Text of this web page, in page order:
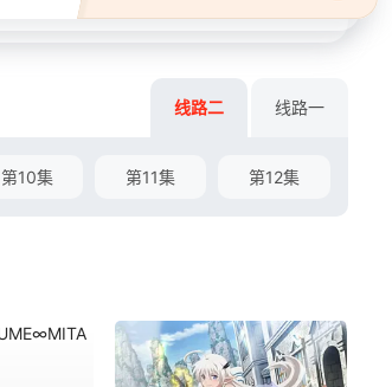
线路二 线路一
第10集 第11集 第12集